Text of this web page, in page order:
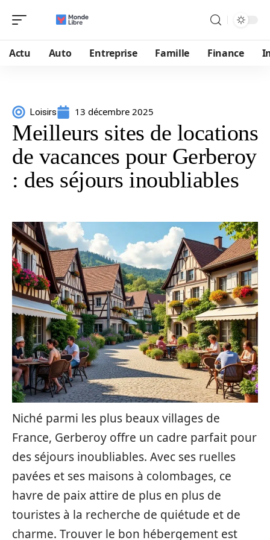
Actu Auto Entreprise Famille Finance
Loisirs 13 décembre 2025
Meilleurs sites de locations
de vacances pour Gerberoy
: des séjours inoubliables
Niché parmi les plus beaux villages de
France, Gerberoy offre un cadre parfait pour
des séjours inoubliables. Avec ses ruelles
pavées et ses maisons à colombages, ce
havre de paix attire de plus en plus de
touristes à la recherche de quiétude et de
charme. Trouver le bon hébergement est